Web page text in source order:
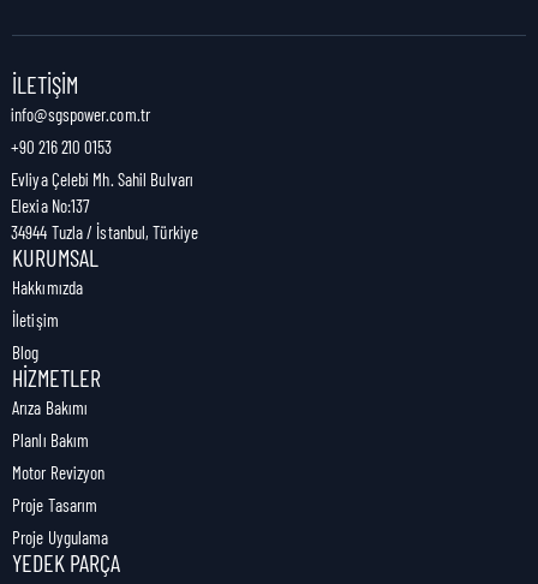
Nakliye Ağırlığı:
İLETIŞIM
info@sgspower.com.tr
+90 216 210 0153
Evliya Çelebi Mh. Sahil Bulvarı
Elexia No:137
34944 Tuzla / İstanbul, Türkiye
KURUMSAL
Hakkımızda
İletişim
Blog
HIZMETLER
Arıza Bakımı
Planlı Bakım
Motor Revizyon
Proje Tasarım
Proje Uygulama
YEDEK PARÇA